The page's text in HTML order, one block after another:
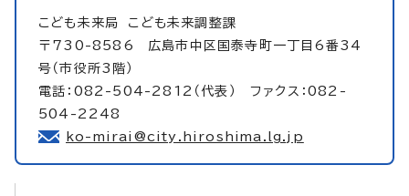
こども未来局 こども未来調整課
〒730-8586 広島市中区国泰寺町一丁目6番34
号（市役所3階）
電話：082-504-2812（代表） ファクス：082-
504-2248
ko-mirai@city.hiroshima.lg.jp